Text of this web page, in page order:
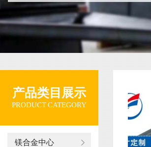
产品类目展示
PRODUCT CATEGORY
镁合金中心